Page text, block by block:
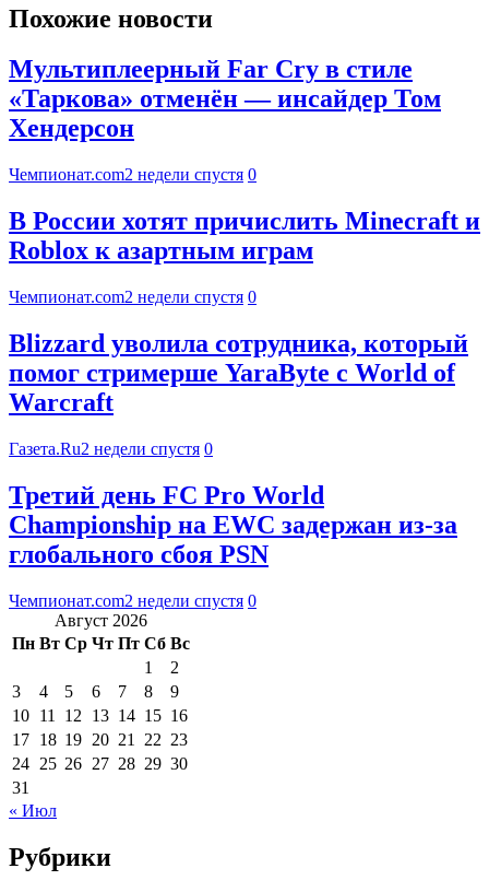
Похожие новости
Мультиплеерный Far Cry в стиле
«Таркова» отменён — инсайдер Том
Хендерсон
Чемпионат.com2 недели спустя 0
В России хотят причислить Minecraft и
Roblox к азартным играм
Чемпионат.com2 недели спустя 0
Blizzard уволила сотрудника, который
помог стримерше YaraByte с World of
Warcraft
Газета.Ru2 недели спустя 0
Третий день FC Pro World
Championship на EWC задержан из-за
глобального сбоя PSN
Чемпионат.com2 недели спустя 0
Август 2026
Пн Вт Ср Чт Пт Сб Вс
1
2
3
4 5 6 7 8
9
10 11 12 13 14 15 16
17 18 19 20 21 22 23
24 25 26 27 28 29 30
31
« Июл
Рубрики